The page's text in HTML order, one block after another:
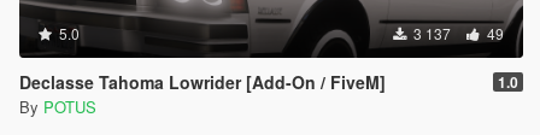
5.0 3 137 49
Declasse Tahoma Lowrider [Add-On / FiveM] 1.0
By POTUS